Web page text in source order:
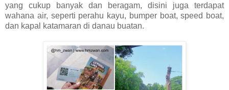
yang cukup banyak dan beragam, disini juga terdapat
wahana air, seperti perahu kayu, bumper boat, speed boat,
dan kapal katamaran di danau buatan.